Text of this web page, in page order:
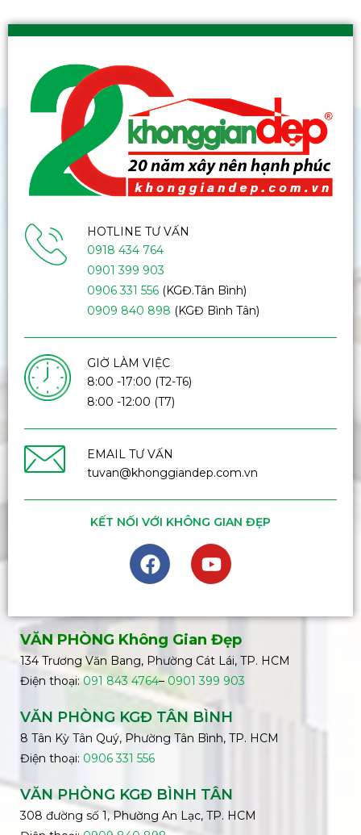
HOTLINE TƯ VẤN
0918 434 764
0901 399 903
0906 331 556(KGĐ.Tân Bình)
0909 840 898 (KGĐ Bình Tân)
GIỜ LÀM VIỆC
8:00 -17:00 (T2-T6)
8:00 -12:00 (T7)
EMAIL TƯ VẤN
tuvan@khonggiandep.com.vn
KẾT NỐI VỚI KHÔNG GIAN ĐẸP
VĂN PHÒNG Không Gian Đẹp
134 Trương Văn Bang, Phường Cát Lái, TP. HCM
Điện thoại:091 843 4764– 0901 399 903
VĂN PHÒNG KGĐ TÂN BÌNH
8 Tân Kỳ Tân Quý, Phường Tân Bình, TP. HCM
Điện thoại: 0906 331 556
VĂN PHÒNG KGĐ BÌNH TÂN
308 đường số 1, Phường An Lạc, TP. HCM